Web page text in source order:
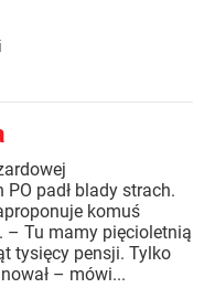
padł blady strach.
komuś
– Tu mamy pięcioletnią
tysięcy pensji. Tylko
– mówi...